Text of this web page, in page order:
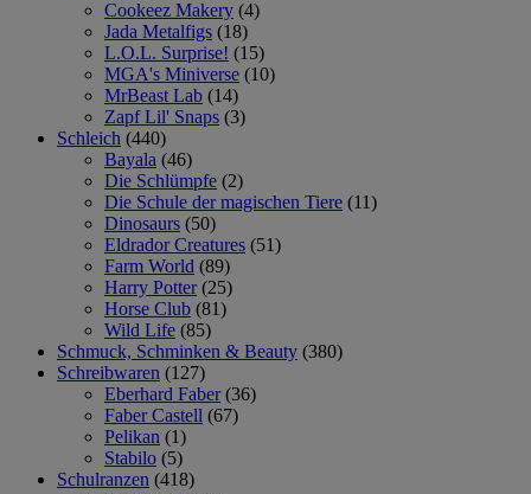
Cookeez Makery (4)
Jada Metalfigs (18)
L.O.L. Surprise! (15)
MGA's Miniverse (10)
MrBeast Lab (14)
Zapf Lil' Snaps (3)
Schleich (440)
Bayala (46)
Die Schlümpfe (2)
Die Schule der magischen Tiere (11)
Dinosaurs (50)
Eldrador Creatures (51)
Farm World (89)
Harry Potter (25)
Horse Club (81)
Wild Life (85)
Schmuck, Schminken & Beauty (380)
Schreibwaren (127)
Eberhard Faber (36)
Faber Castell (67)
Pelikan (1)
Stabilo (5)
Schulranzen (418)